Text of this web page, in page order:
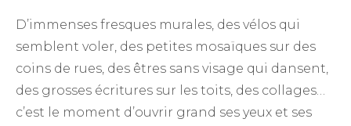
D’immenses fresques murales, des vélos qui
semblent voler, des petites mosaïques sur des
coins de rues, des êtres sans visage qui dansent,
des grosses écritures sur les toits, des collages…
c’est le moment d’ouvrir grand ses yeux et ses